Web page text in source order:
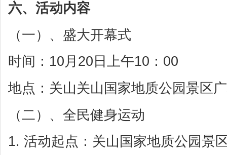
六、活动内容
（一）、盛大开幕式
时间：10月20日上午10：00
地点：关山关山国家地质公园景区
（二）、全民健身运动
1. 活动起点：关山国家地质公园景